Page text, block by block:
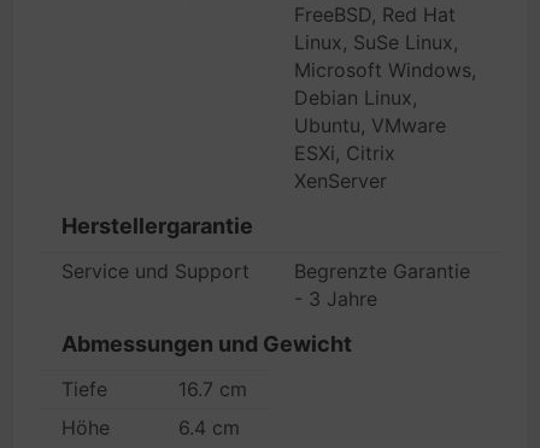
FreeBSD, Red Hat
Linux, SuSe Linux,
Microsoft Windows,
Debian Linux,
Ubuntu, VMware
ESXi, Citrix
XenServer
Herstellergarantie
Service und Support
Begrenzte Garantie
- 3 Jahre
Abmessungen und Gewicht
Tiefe
16.7 cm
Höhe
6.4 cm